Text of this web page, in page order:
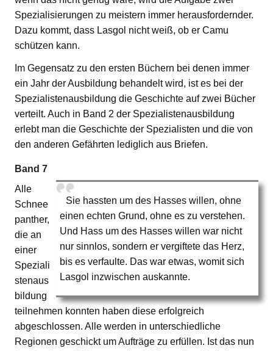
Spezialisierungen zu meistern immer herausfordernder.
Dazu kommt, dass Lasgol nicht weiß, ob er Camu
schützen kann.
Im Gegensatz zu den ersten Büchern bei denen immer
ein Jahr der Ausbildung behandelt wird, ist es bei der
Spezialistenausbildung die Geschichte auf zwei Bücher
verteilt. Auch in Band 2 der Spezialistenausbildung
erlebt man die Geschichte der Spezialisten und die von
den anderen Gefährten lediglich aus Briefen.
Band 7
Sie hassten um des Hasses willen, ohne
einen echten Grund, ohne es zu verstehen.
Und Hass um des Hasses willen war nicht
nur sinnlos, sondern er vergiftete das Herz,
bis es verfaulte. Das war etwas, womit sich
Lasgol inzwischen auskannte.
Alle
Schnee
panther,
die an
einer
Speziali
stenaus
bildung
teilnehmen konnten haben diese erfolgreich
abgeschlossen. Alle werden in unterschiedliche
Regionen geschickt um Aufträge zu erfüllen. Ist das nun